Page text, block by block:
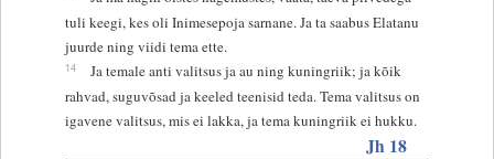
tuli keegi, kes oli Inimesepoja sarnane. Ja ta saabus Elatanu
juurde ning viidi tema ette.
14
Ja temale anti valitsus ja au ning kuningriik; ja kõik
rahvad, suguvõsad ja keeled teenisid teda. Tema valitsus on
igavene valitsus, mis ei lakka, ja tema kuningriik ei hukku.
Jh 18